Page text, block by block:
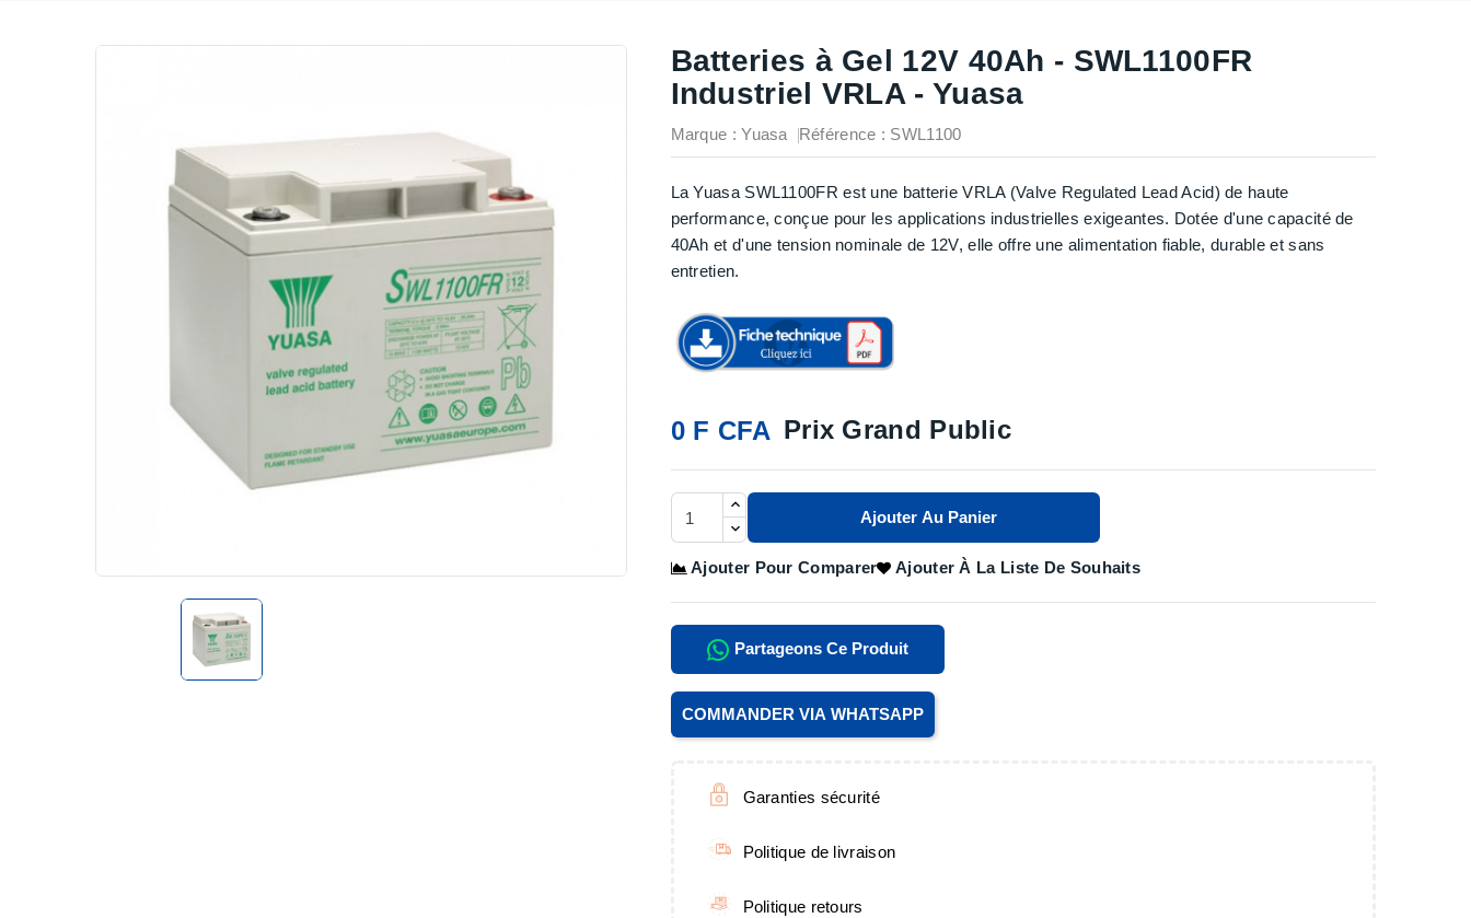
Batteries à Gel 12V 40Ah - SWL1100FR
Industriel VRLA - Yuasa
Marque : Yuasa Référence : SWL1100
La Yuasa SWL1100FR est une batterie VRLA (Valve Regulated Lead Acid) de haute
performance, conçue pour les applications industrielles exigeantes. Dotée d'une capacité de
40Ah et d'une tension nominale de 12V, elle offre une alimentation fiable, durable et sans
entretien.
0 F CFA Prix Grand Public
Ajouter Au Panier
Ajouter Pour Comparer Ajouter À La Liste De Souhaits
Partageons Ce Produit
COMMANDER VIA WHATSAPP
Garanties sécurité
Politique de livraison
Politique retours